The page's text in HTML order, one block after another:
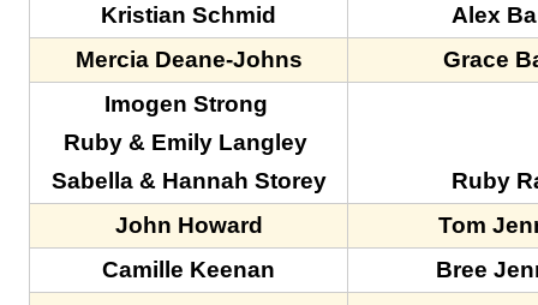
Kristian Schmid
Alex
Mercia Deane-Johns
Grace
Imogen Strong
Ruby & Emily Langley
Sabella & Hannah Storey
Ruby
John Howard
Tom
Camille Keenan
Bree